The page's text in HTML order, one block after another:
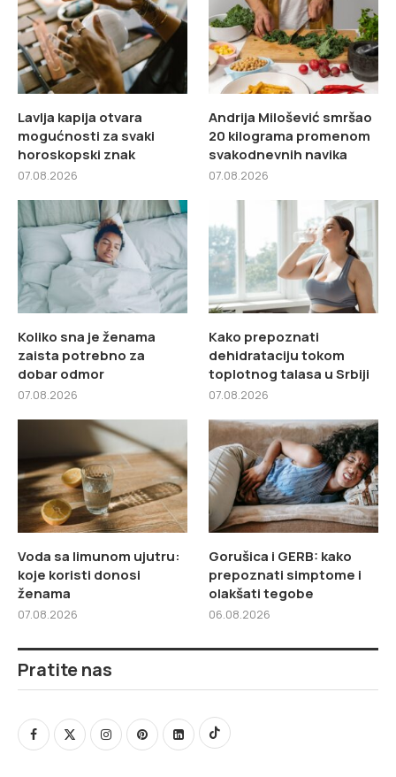
Lavlja kapija otvara
mogućnosti za svaki
horoskopski znak
07.08.2026
Andrija Milošević smršao
20 kilograma promenom
svakodnevnih navika
07.08.2026
Koliko sna je ženama
zaista potrebno za
dobar odmor
07.08.2026
Kako prepoznati
dehidrataciju tokom
toplotnog talasa u Srbiji
07.08.2026
Voda sa limunom ujutru:
koje koristi donosi
ženama
07.08.2026
Gorušica i GERB: kako
prepoznati simptome i
olakšati tegobe
06.08.2026
Pratite nas